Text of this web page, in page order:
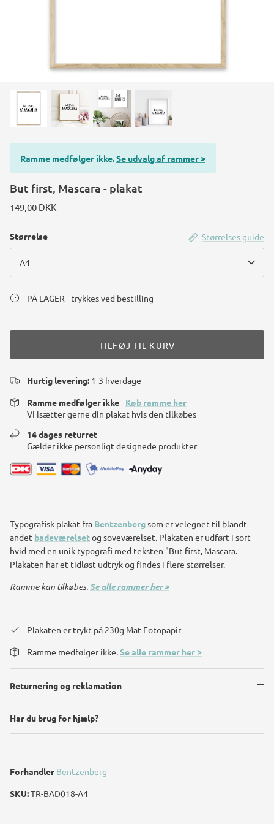
Ramme medfølger ikke.Se udvalg af rammer >
But first, Mascara - plakat
149,00 DKK
Størrelses guide
Størrelse
A4
PÅ LAGER - trykkes ved bestilling
TILFØJ TIL KURV
Hurtig levering: 1-3 hverdage
Ramme medfølger ikke- Køb ramme her
Vi isætter gerne din plakat hvis den tilkøbes
14 dages returret
Gælder ikke personligt designede produkter
Typografisk plakat fra Bentzenbergsom er velegnet til blandt
andet badeværelsetog soveværelset. Plakaten er udført i sort
hvid med en unik typografi med teksten "But first, Mascara.
Plakaten har et tidløst udtryk og findes i flere størrelser.
Ramme kan tilkøbes. Se alle rammer her >
Plakaten er trykt på 230g Mat Fotopapir
Ramme medfølger ikke.Se alle rammer her >
Returnering og reklamation
Har du brug for hjælp?
Forhandler Bentzenberg
SKU:TR-BAD018-A4